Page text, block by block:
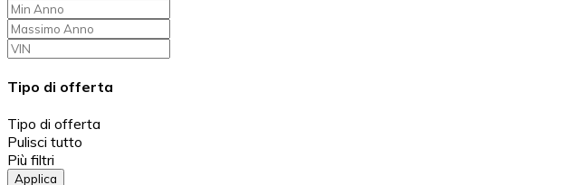
Tipo di offerta
Tipo di offerta
Pulisci tutto
Più filtri
Applica